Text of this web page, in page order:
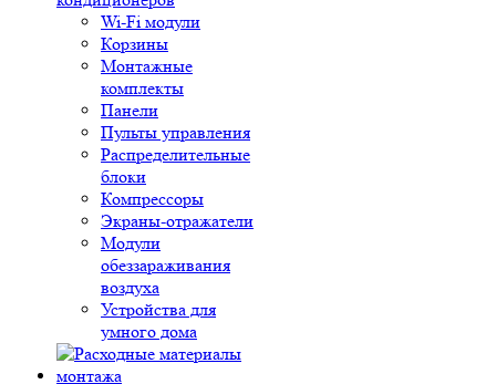
Wi-Fi модули
Корзины
Монтажные
комплекты
Панели
Пульты управления
Распределительные
блоки
Компрессоры
Экраны-отражатели
Модули
обеззараживания
воздуха
Устройства для
умного дома